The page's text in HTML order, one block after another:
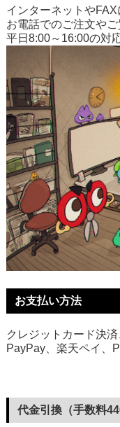
インターネットやFAX
お電話でのご注文や
平日8:00～16:00の対
お支払い方法
クレジットカード決
PayPay、楽天ペイ、
代金引換（手数料